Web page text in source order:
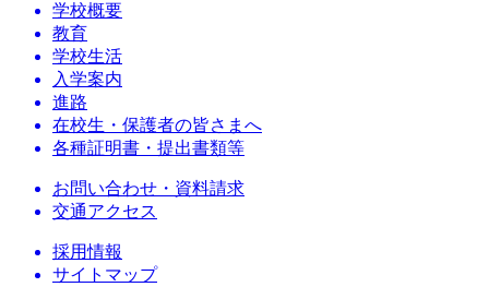
学校概要
教育
学校生活
入学案内
進路
在校生・保護者の皆さまへ
各種証明書・提出書類等
お問い合わせ・資料請求
交通アクセス
採用情報
サイトマップ